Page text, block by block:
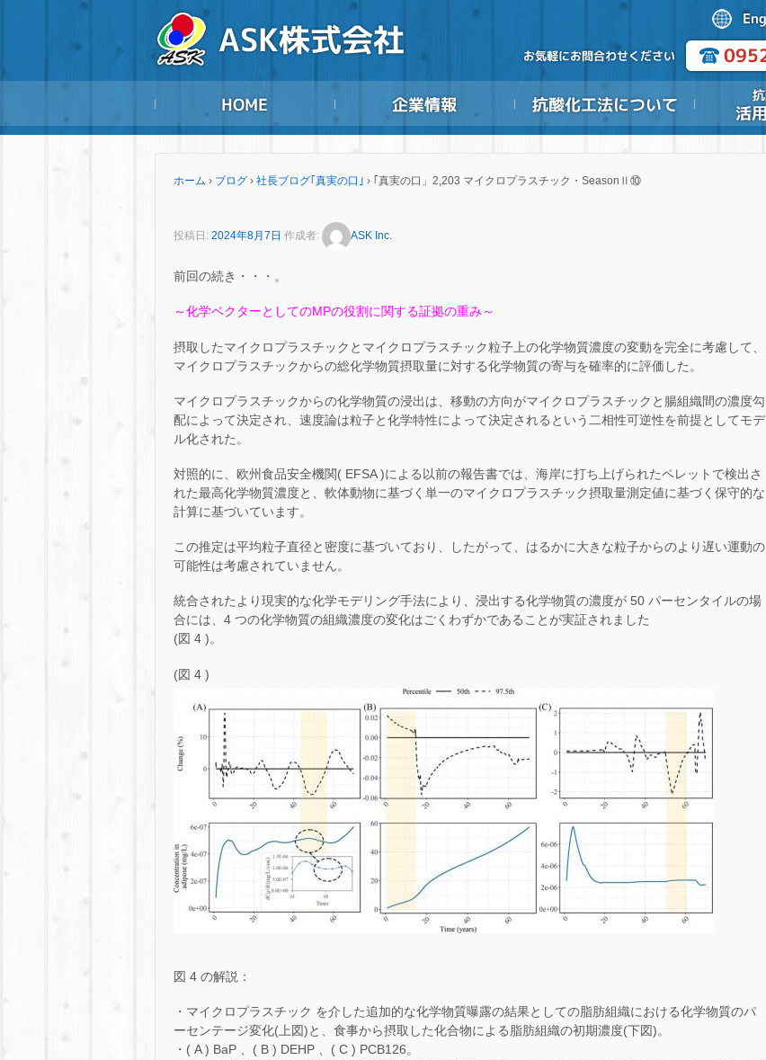
ホーム › ブログ › 社長ブログ｢真実の口｣ › ｢真実の口」2,203 マイクロプラスチック・SeasonⅡ⑩
投稿日: 2024年8月7日 作成者: ASK Inc.
前回の続き・・・。
～化学ベクターとしてのMPの役割に関する証拠の重み～
摂取したマイクロプラスチックとマイクロプラスチック粒子上の化学物質濃度の変動を完全に考慮して、
マイクロプラスチックからの総化学物質摂取量に対する化学物質の寄与を確率的に評価した。
マイクロプラスチックからの化学物質の浸出は、移動の方向がマイクロプラスチックと腸組織間の濃度勾
配によって決定され、速度論は粒子と化学特性によって決定されるという二相性可逆性を前提としてモデ
ル化された。
対照的に、欧州食品安全機関( EFSA )による以前の報告書では、海岸に打ち上げられたペレットで検出さ
れた最高化学物質濃度と、軟体動物に基づく単一のマイクロプラスチック摂取量測定値に基づく保守的な
計算に基づいています。
この推定は平均粒子直径と密度に基づいており、したがって、はるかに大きな粒子からのより遅い運動の
可能性は考慮されていません。
統合されたより現実的な化学モデリング手法により、浸出する化学物質の濃度が 50 パーセンタイルの場
合には、4 つの化学物質の組織濃度の変化はごくわずかであることが実証されました
(図 4 )。
(図 4 )
図 4 の解説：
・マイクロプラスチック を介した追加的な化学物質曝露の結果としての脂肪組織における化学物質のパ
ーセンテージ変化(上図)と、食事から摂取した化合物による脂肪組織の初期濃度(下図)。
・( A ) BaP 、( B ) DEHP 、( C ) PCB126。